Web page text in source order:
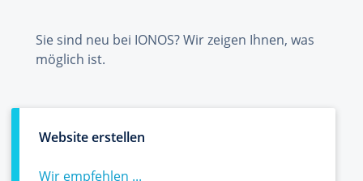
Sie sind neu bei IONOS? Wir zeigen Ihnen, was
möglich ist.
Website erstellen
Wir empfehlen ...